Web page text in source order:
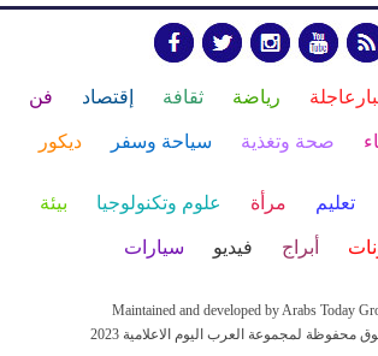
رياضة ثقافة إقتصاد فن
صحة وتغذية سياحة وسفر ديكور
تعليم مرأة علوم وتكنولوجيا بيئة
أبراج فيديو سيارات
Maintained and developed by Arabs Today